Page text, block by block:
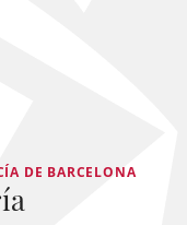
DE BARCELONA